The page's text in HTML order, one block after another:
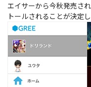
エイサーから今秋発売さ
トールされることが決定